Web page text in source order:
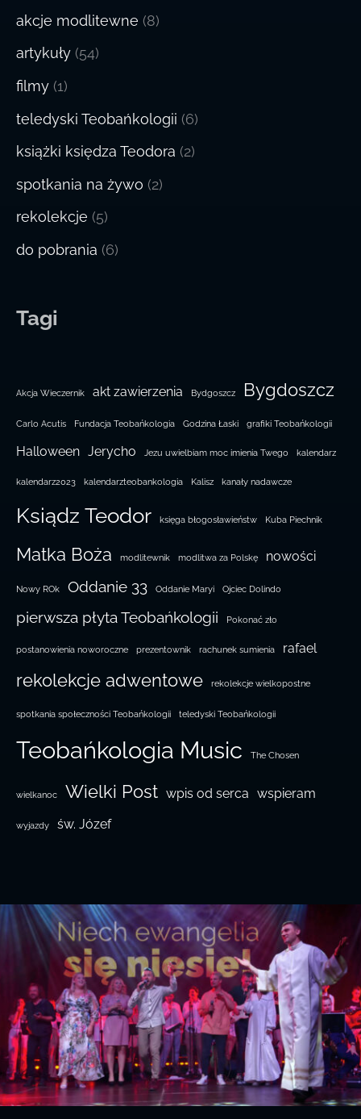
akcje modlitewne (8)
artykuły (54)
filmy (1)
teledyski Teobańkologii (6)
książki księdza Teodora (2)
spotkania na żywo (2)
rekolekcje (5)
do pobrania (6)
Tagi
Akcja Wieczernik akt zawierzenia Bydgoszcz Bygdoszcz
Carlo Acutis Fundacja Teobańkologia Godzina Łaski grafiki Teobańkologii
Halloween Jerycho Jezu uwielbiam moc imienia Twego kalendarz
kalendarz2023 kalendarzteobankologia Kalisz kanały nadawcze
Ksiądz Teodor księga błogosławieństw Kuba Piechnik
Matka Boża modlitewnik modlitwa za Polskę nowości
Nowy ROk Oddanie 33 Oddanie Maryi Ojciec Dolindo
pierwsza płyta Teobańkologii Pokonać zło
postanowienia noworoczne prezentownik rachunek sumienia rafael
rekolekcje adwentowe rekolekcje wielkopostne
spotkania społeczności Teobańkologii teledyski Teobańkologii
Teobańkologia Music The Chosen
wielkanoc Wielki Post wpis od serca wspieram
wyjazdy św. Józef